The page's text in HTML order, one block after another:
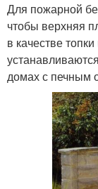
Для пожарной
чтобы верхняя
в качестве
домах с печным